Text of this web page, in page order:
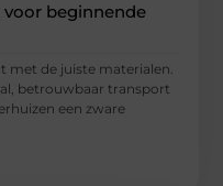
beginnende
met de juiste materialen.
betrouwbaar transport
een zware